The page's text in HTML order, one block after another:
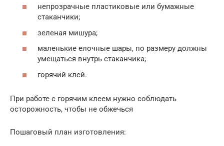
непрозрачные пластиковые или бумажные
стаканчики;
зеленая мишура;
маленькие елочные шары, по размеру должны
умещаться внутрь стаканчика;
горячий клей.
При работе с горячим клеем нужно соблюдать
осторожность, чтобы не обжечься
Пошаговый план изготовления: